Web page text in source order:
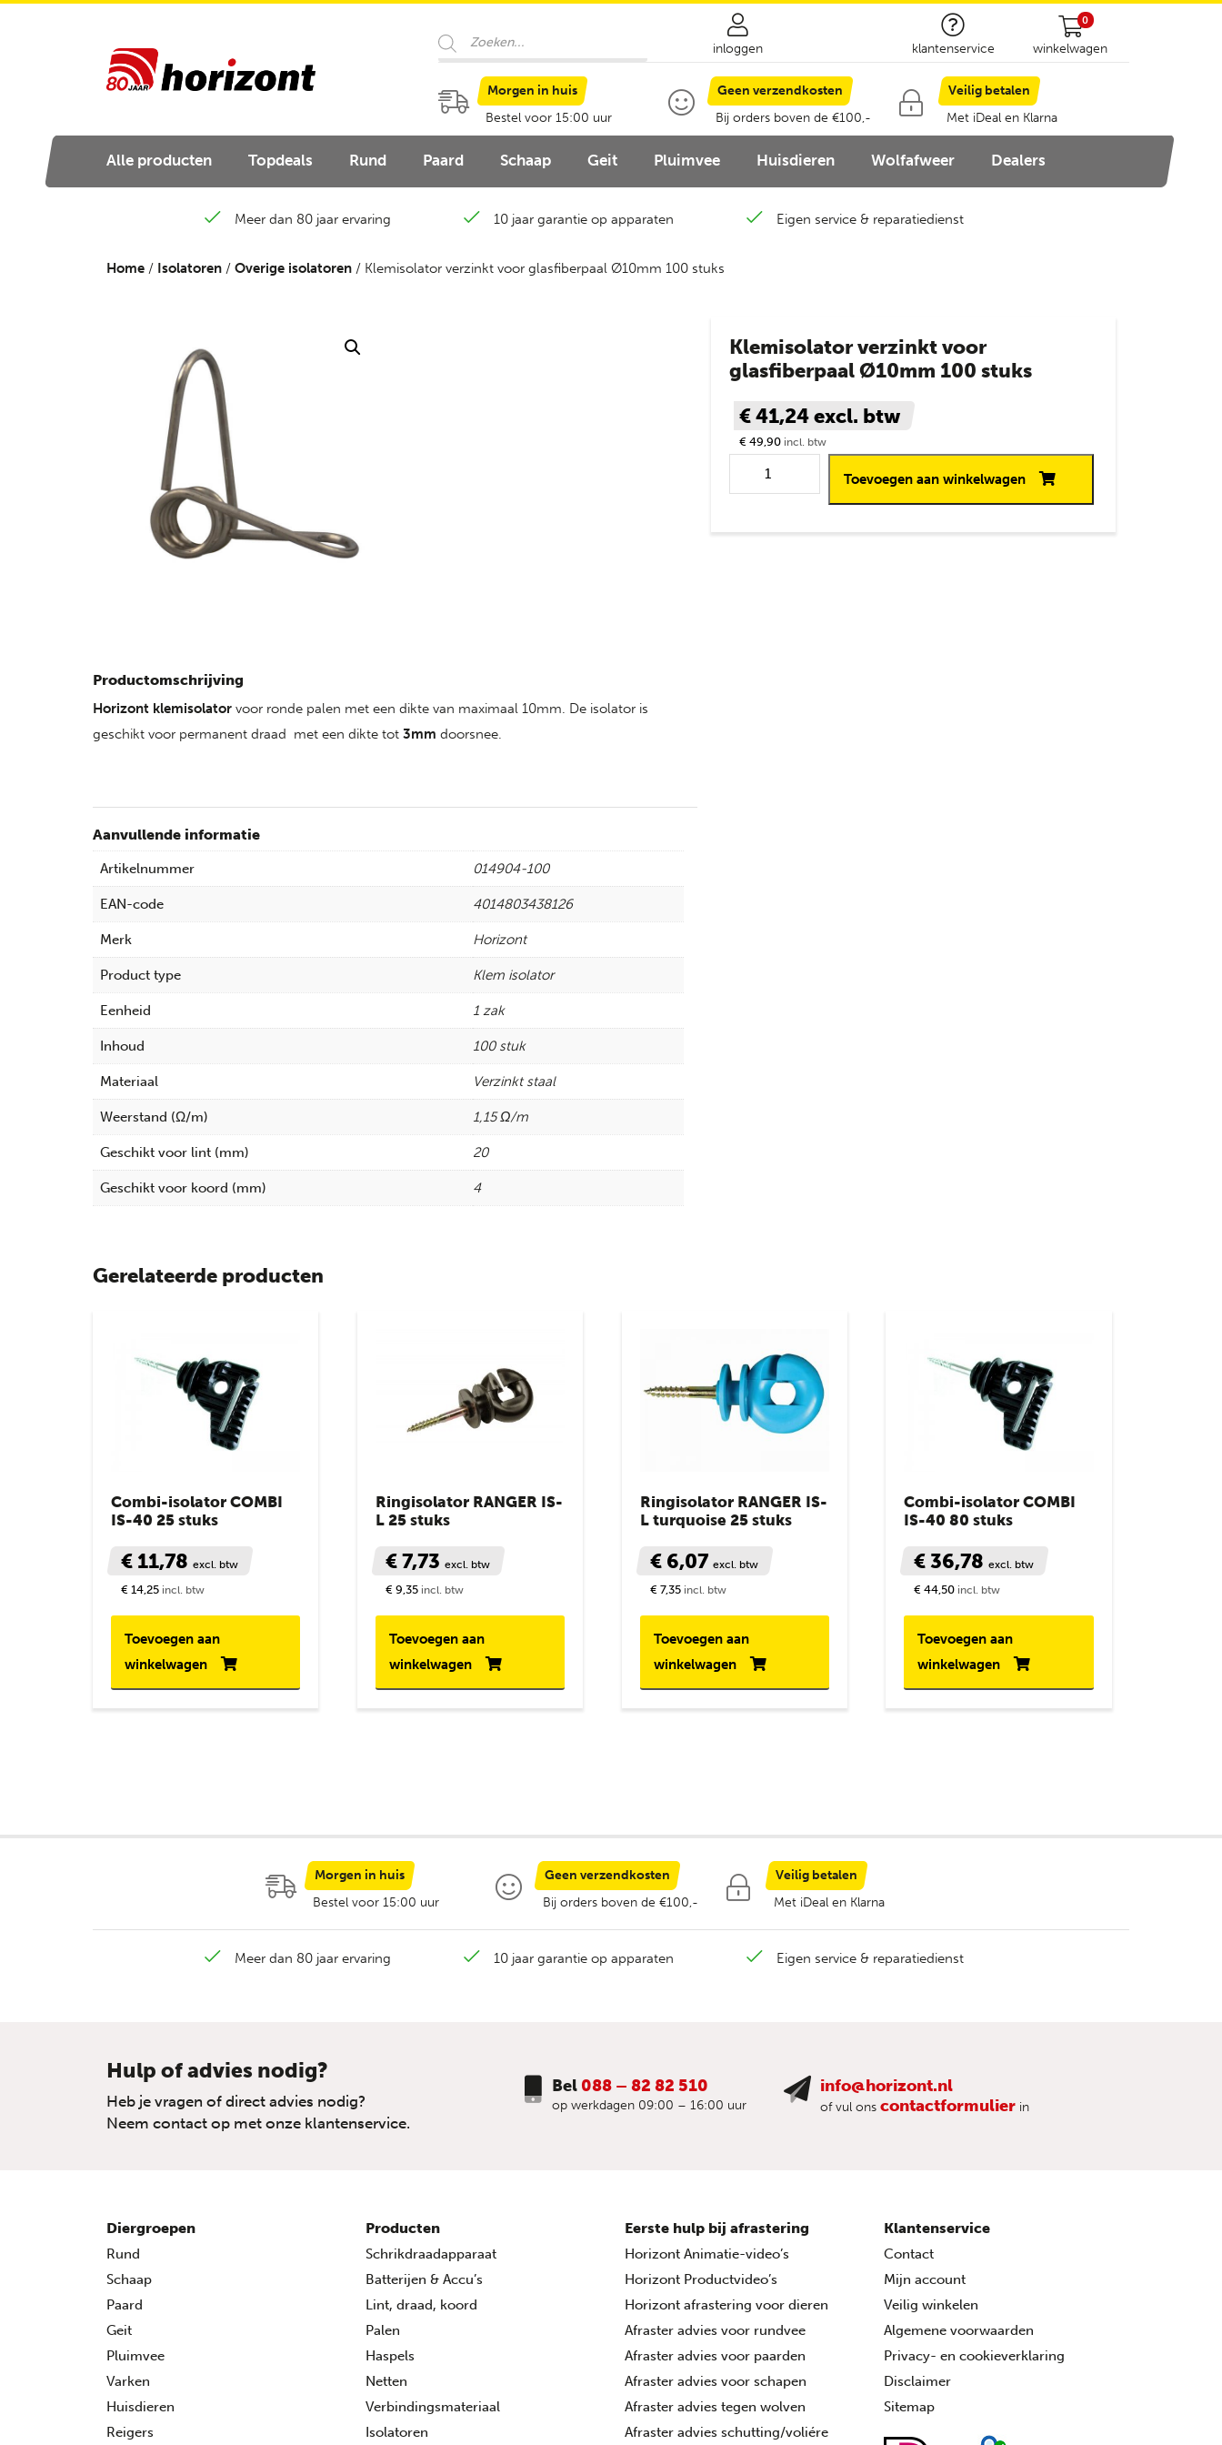
Producten
zoeken
inloggen klantenservice
0
winkelwagen
Morgen in huis
Bestel voor 15:00 uur
Geen verzendkosten
Bij orders boven de €100,-
Veilig betalen
Met iDeal en Klarna
Alle producten Topdeals Rund Paard Schaap Geit Pluimvee Huisdieren Wolfafweer Dealers
Meer dan 80 jaar ervaring 10 jaar garantie op apparaten Eigen service & reparatiedienst
Home / Isolatoren / Overige isolatoren / Klemisolator verzinkt voor glasfiberpaal Ø10mm 100 stuks
Productomschrijving
Horizont klemisolator voor ronde palen met een dikte van maximaal 10mm. De isolator is
geschikt voor permanent draad met een dikte tot 3mm doorsnee.
Aanvullende informatie
Artikelnummer 014904-100
EAN-code 4014803438126
Merk Horizont
Product type Klem isolator
Eenheid 1 zak
Inhoud 100 stuk
Materiaal Verzinkt staal
Weerstand (Ω/m) 1,15 Ω/m
Geschikt voor lint (mm) 20
Geschikt voor koord (mm) 4
Klemisolator verzinkt voor
glasfiberpaal Ø10mm 100 stuks
€ 41,24excl. btw
€ 49,90 incl. btw
Klemisolator verzinkt voor
glasfiberpaal Ø10mm 100
Toevoegen aan winkelwagen
Gerelateerde producten
Combi-isolator COMBI
IS-40 25 stuks
€ 11,78 excl. btw
€ 14,25 incl. btw
Toevoegen aan
winkelwagen
Ringisolator RANGER IS-
L 25 stuks
€ 7,73 excl. btw
€ 9,35 incl. btw
Toevoegen aan
winkelwagen
Ringisolator RANGER IS-
L turquoise 25 stuks
€ 6,07 excl. btw
€ 7,35 incl. btw
Toevoegen aan
winkelwagen
Combi-isolator COMBI
IS-40 80 stuks
€ 36,78excl. btw
€ 44,50 incl. btw
Toevoegen aan
winkelwagen
Morgen in huis
Bestel voor 15:00 uur
Geen verzendkosten
Bij orders boven de €100,-
Veilig betalen
Met iDeal en Klarna
Meer dan 80 jaar ervaring 10 jaar garantie op apparaten Eigen service & reparatiedienst
Hulp of advies nodig?
Heb je vragen of direct advies nodig?
Neem contact op met onze klantenservice.
Bel 088 – 82 82 510
op werkdagen 09:00 – 16:00 uur
info@horizont.nl
of vul ons contactformulier in
Diergroepen
Rund
Schaap
Paard
Geit
Pluimvee
Varken
Huisdieren
Reigers
Producten
Schrikdraadapparaat
Batterijen & Accu’s
Lint, draad, koord
Palen
Haspels
Netten
Verbindingsmateriaal
Isolatoren
Eerste hulp bij afrastering
Horizont Animatie-video’s
Horizont Productvideo’s
Horizont afrastering voor dieren
Afraster advies voor rundvee
Afraster advies voor paarden
Afraster advies voor schapen
Afraster advies tegen wolven
Afraster advies schutting/voliére
Klantenservice
Contact
Mijn account
Veilig winkelen
Algemene voorwaarden
Privacy- en cookieverklaring
Disclaimer
Sitemap